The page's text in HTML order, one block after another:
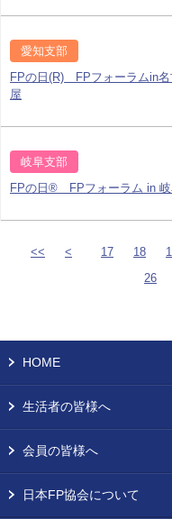
愛知支部
FPの日(R) FPフォーラムin名
屋
岐阜支部
FPの日® FPフォーラム in
<< < 17 18
26
HOME
生活者の皆様へ
会員の皆様へ
日本FP協会について